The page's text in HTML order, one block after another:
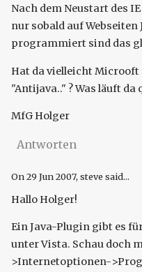
Nach dem Neustart des
nur sobald auf
programmiert sind das
Hat da vielleicht Microoft
"Antijava.." ? Was läuft da
MfG Holger
Antworten
On29 Jun 2007, steve said...
Hallo Holger!
Ein Java-Plugin gibt es
unter Vista. Schau doch
>Internetoptionen-